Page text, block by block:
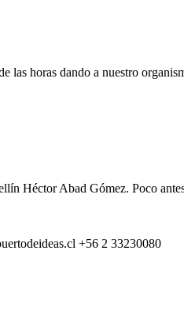
las horas dando a nuestro
Héctor Abad Gómez. Poco
+56 2 33230080